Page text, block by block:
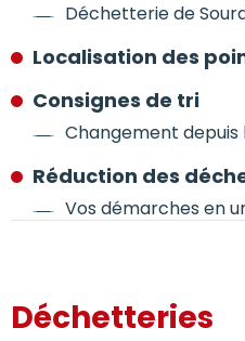
Déchetterie de
Localisation des
Consignes de tri
Changement depuis
Réduction des
Vos démarches en
Déchetteries